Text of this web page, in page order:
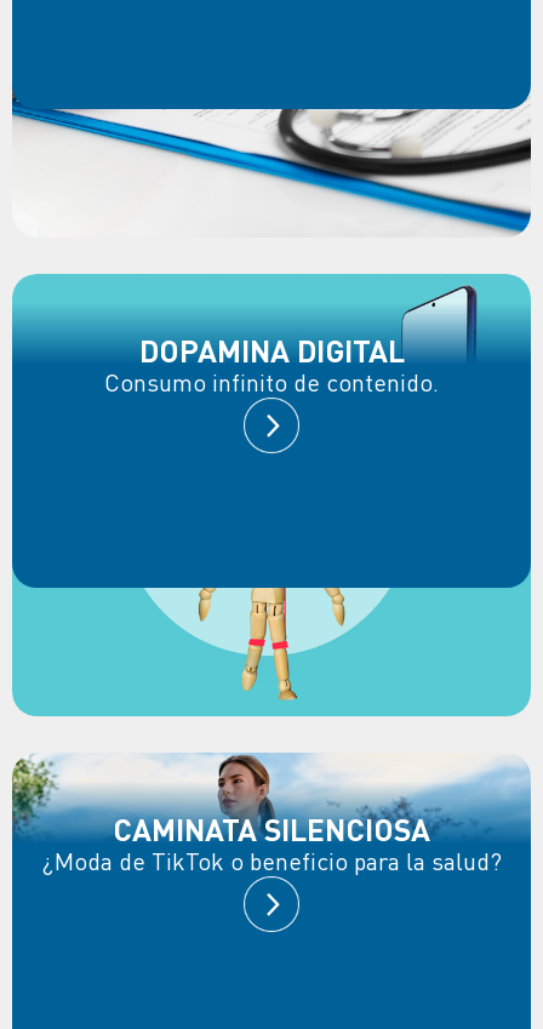
DOPAMINA DIGITAL
Consumo infinito de contenido.
CAMINATA SILENCIOSA
¿Moda de TikTok o beneficio para la salud?